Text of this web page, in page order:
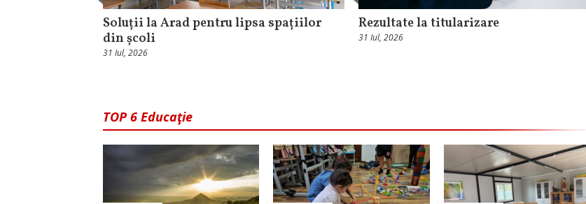
Soluții la Arad pentru lipsa spațiilor
din școli
31 Iul, 2026
Rezultate la titularizare
31 Iul, 2026
TOP 6 Educaţie